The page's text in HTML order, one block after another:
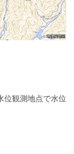
位観測地点で水位